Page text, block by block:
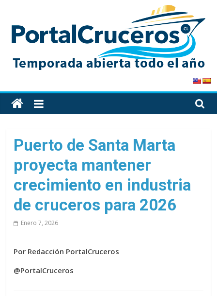
content
PortalCruceros
Toda
la
de
cruceros
en
un
solo
sitio
Puerto de Santa Marta
proyecta mantener
crecimiento en industria
de cruceros para 2026
Enero 7, 2026
Por Redacción PortalCruceros
@PortalCruceros